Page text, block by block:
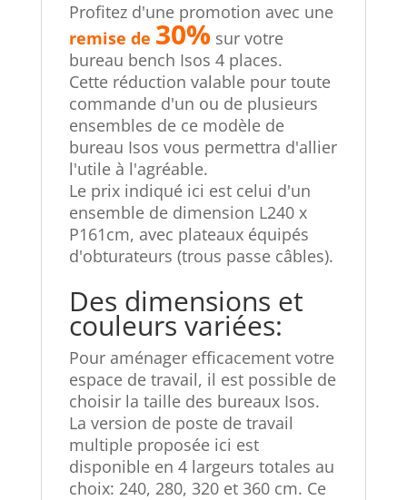
Profitez d'une promotion avec une
remise de 30% sur votre
bureau bench Isos 4 places.
Cette réduction valable pour toute
commande d'un ou de plusieurs
ensembles de ce modèle de
bureau Isos vous permettra d'allier
l'utile à l'agréable.
Le prix indiqué ici est celui d'un
ensemble de dimension L240 x
P161cm, avec plateaux équipés
d'obturateurs (trous passe câbles).
Des dimensions et
couleurs variées:
Pour aménager efficacement votre
espace de travail, il est possible de
choisir la taille des bureaux Isos.
La version de poste de travail
multiple proposée ici est
disponible en 4 largeurs totales au
choix: 240, 280, 320 et 360 cm. Ce